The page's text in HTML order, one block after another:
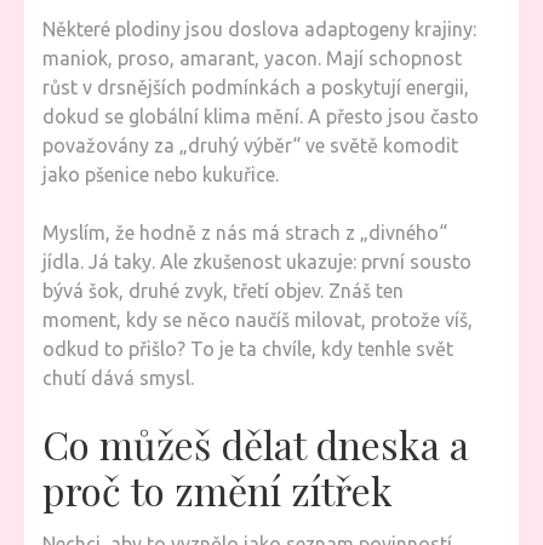
Některé plodiny jsou doslova adaptogeny krajiny:
maniok, proso, amarant, yacon. Mají schopnost
růst v drsnějších podmínkách a poskytují energii,
dokud se globální klima mění. A přesto jsou často
považovány za „druhý výběr“ ve světě komodit
jako pšenice nebo kukuřice.
Myslím, že hodně z nás má strach z „divného“
jídla. Já taky. Ale zkušenost ukazuje: první sousto
bývá šok, druhé zvyk, třetí objev. Znáš ten
moment, kdy se něco naučíš milovat, protože víš,
odkud to přišlo? To je ta chvíle, kdy tenhle svět
chutí dává smysl.
Co můžeš dělat dneska a
proč to změní zítřek